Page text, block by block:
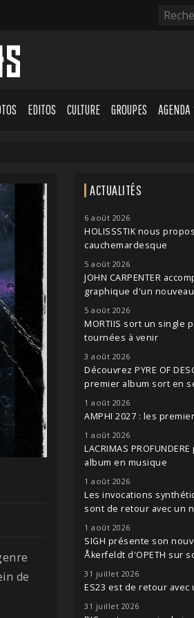
EDITOS CULTURE GROUPES AGENDA
de
ACTUALITÉS
6 août 2026
HOLISSSTIK nous
cauchemardesque
5 août 2026
JOHN CARPENTER
graphique d'un
5 août 2026
MORTIIS sort un single
tournées à venir
3 août 2026
Découvrez PYRE OF
premier album sort en
1 août 2026
AMPHI 2027 : les
1 août 2026
LACRIMAS
album en musique
1 août 2026
Les invocations
sont de retour avec un
1 août 2026
SIGH présente son
Åkerfeldt d'OPETH sur
31 juillet 2026
ES23 est de retour
31 juillet 2026